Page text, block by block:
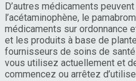
D’autres médicaments
l’acétaminophène, le
médicaments sur ordonnance
et les produits à base de
fournisseurs de soins de
vous utilisez actuellement et
commencez ou arrêtez